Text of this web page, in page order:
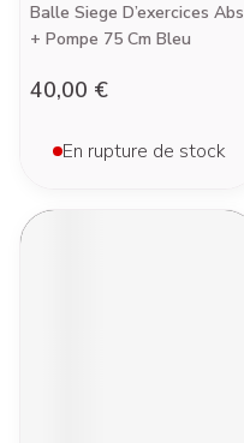
Balle Siege D’exercices Abs
+ Pompe 75 Cm Bleu
40,00 €
En rupture de stock